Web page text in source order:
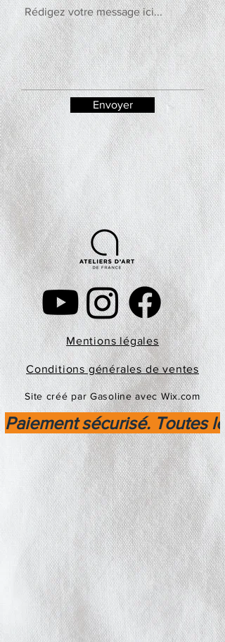
Envoyer
Mentions légales
Conditions générales de ventes
Site créé par Gasoline avec Wix.com
Paiement sécurisé. Toutes